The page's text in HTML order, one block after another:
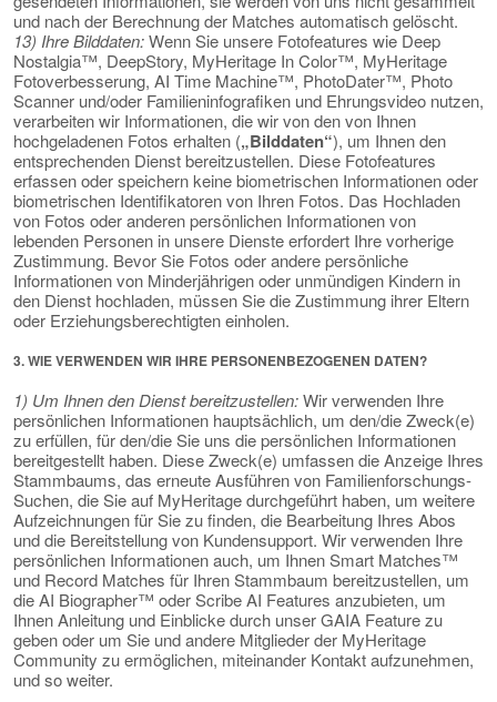
und nach der Berechnung der Matches automatisch gelöscht.
13) Ihre Bilddaten:Wenn Sie unsere Fotofeatures wie Deep
Nostalgia™, DeepStory, MyHeritage In Color™, MyHeritage
Fotoverbesserung, AI Time Machine™, PhotoDater™, Photo
Scanner und/oder Familieninfografiken und Ehrungsvideo nutzen,
verarbeiten wir Informationen, die wir von den von Ihnen
hochgeladenen Fotos erhalten („Bilddaten“), um Ihnen den
entsprechenden Dienst bereitzustellen. Diese Fotofeatures
erfassen oder speichern keine biometrischen Informationen oder
biometrischen Identifikatoren von Ihren Fotos. Das Hochladen
von Fotos oder anderen persönlichen Informationen von
lebenden Personen in unsere Dienste erfordert Ihre vorherige
Zustimmung. Bevor Sie Fotos oder andere persönliche
Informationen von Minderjährigen oder unmündigen Kindern in
den Dienst hochladen, müssen Sie die Zustimmung ihrer Eltern
oder Erziehungsberechtigten einholen.
3. WIE VERWENDEN WIR IHRE PERSONENBEZOGENEN DATEN?
1) Um Ihnen den Dienst bereitzustellen:Wir verwenden Ihre
persönlichen Informationen hauptsächlich, um den/die Zweck(e)
zu erfüllen, für den/die Sie uns die persönlichen Informationen
bereitgestellt haben. Diese Zweck(e) umfassen die Anzeige Ihres
Stammbaums, das erneute Ausführen von Familienforschungs-
Suchen, die Sie auf MyHeritage durchgeführt haben, um weitere
Aufzeichnungen für Sie zu finden, die Bearbeitung Ihres Abos
und die Bereitstellung von Kundensupport. Wir verwenden Ihre
persönlichen Informationen auch, um Ihnen Smart Matches™
und Record Matches für Ihren Stammbaum bereitzustellen, um
die AI Biographer™ oder Scribe AI Features anzubieten, um
Ihnen Anleitung und Einblicke durch unser GAIA Feature zu
geben oder um Sie und andere Mitglieder der MyHeritage
Community zu ermöglichen, miteinander Kontakt aufzunehmen,
und so weiter.